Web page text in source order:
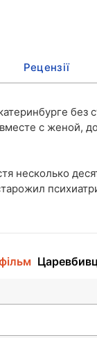
Рецензії
без
с женой,
несколько